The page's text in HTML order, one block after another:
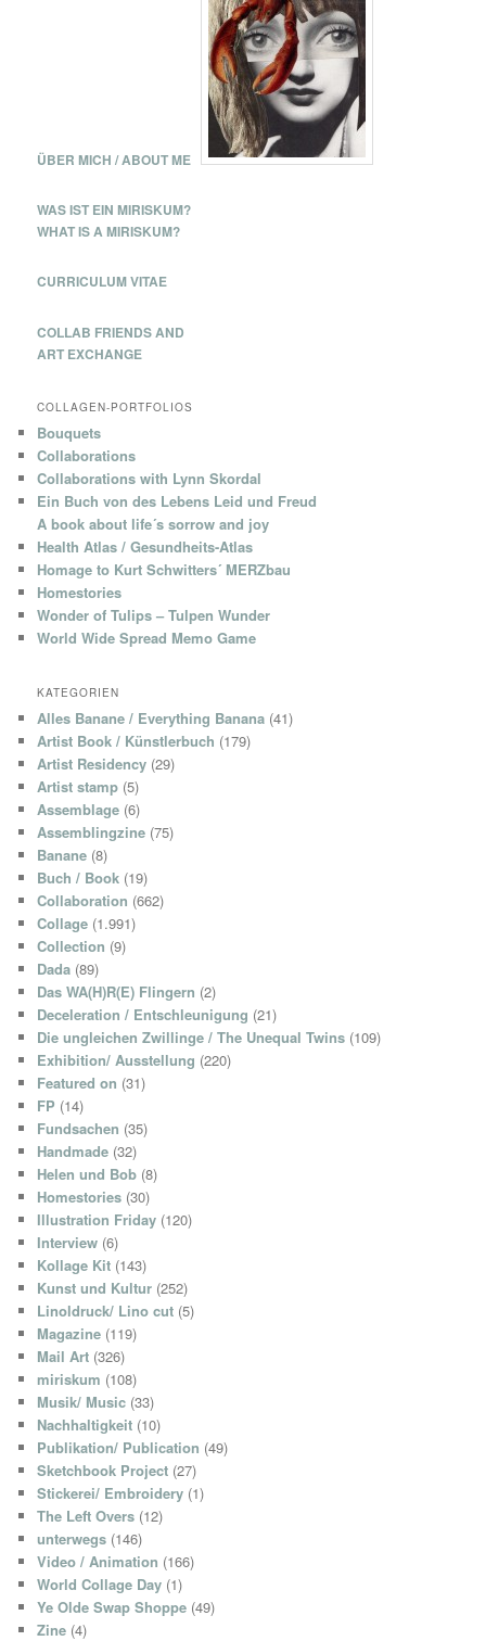
ÜBER MICH / ABOUT ME
WAS IST EIN MIRISKUM?
WHAT IS A MIRISKUM?
CURRICULUM VITAE
COLLAB FRIENDS AND
ART EXCHANGE
COLLAGEN-PORTFOLIOS
Bouquets
Collaborations
Collaborations with Lynn Skordal
Ein Buch von des Lebens Leid und Freud
A book about life´s sorrow and joy
Health Atlas / Gesundheits-Atlas
Homage to Kurt Schwitters´ MERZbau
Homestories
Wonder of Tulips – Tulpen Wunder
World Wide Spread Memo Game
KATEGORIEN
Alles Banane / Everything Banana (41)
Artist Book / Künstlerbuch (179)
Artist Residency (29)
Artist stamp (5)
Assemblage (6)
Assemblingzine (75)
Banane (8)
Buch / Book (19)
Collaboration (662)
Collage (1.991)
Collection (9)
Dada (89)
Das WA(H)R(E) Flingern (2)
Deceleration / Entschleunigung (21)
Die ungleichen Zwillinge / The Unequal Twins (109)
Exhibition/ Ausstellung (220)
Featured on (31)
FP (14)
Fundsachen (35)
Handmade (32)
Helen und Bob (8)
Homestories (30)
Illustration Friday (120)
Interview (6)
Kollage Kit (143)
Kunst und Kultur (252)
Linoldruck/ Lino cut (5)
Magazine (119)
Mail Art (326)
miriskum (108)
Musik/ Music (33)
Nachhaltigkeit (10)
Publikation/ Publication (49)
Sketchbook Project (27)
Stickerei/ Embroidery (1)
The Left Overs (12)
unterwegs (146)
Video / Animation (166)
World Collage Day (1)
Ye Olde Swap Shoppe (49)
Zine (4)